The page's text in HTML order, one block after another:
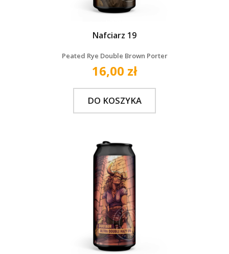
Nafciarz 19
Peated Rye Double Brown Porter
16,00 zł
DO KOSZYKA